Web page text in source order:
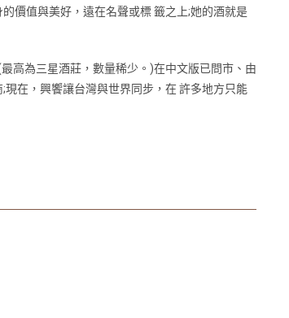
價值與美好，遠在名聲或標 籤之上;她的酒就是
高為三星酒莊，數量稀少。)在中文版已問市、由
在，興饗讓台灣與世界同步，在 許多地方只能